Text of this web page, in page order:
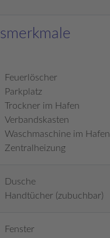
Feuerlöscher
Parkplatz
Trockner im Hafen
Verbandskasten
Waschmaschine im Hafen
Zentralheizung
Dusche
Handtücher (zubuchbar)
Fenster